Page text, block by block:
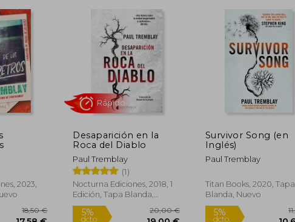
dcto.
5%
dcto.
2023,
Desaparición en la
Roca del Diablo
Paul Tremblay
(1)
Nocturna Ediciones, 2018, 1
Edición, Tapa Blanda,
Nuevo
Rápido
Survivor Song (en
Inglés)
Paul Tremblay
Titan Books, 2020, Tapa
Blanda, Nuevo